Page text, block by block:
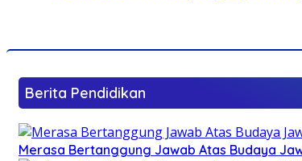
Berita Pendidikan
Merasa Bertanggung Jawab Atas Budaya